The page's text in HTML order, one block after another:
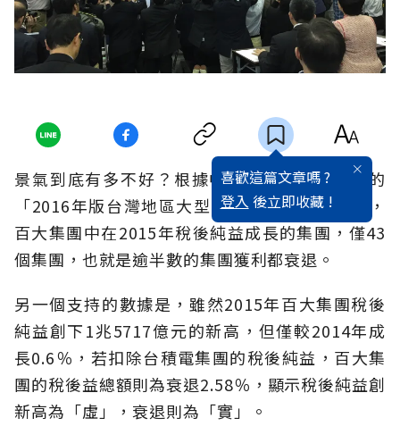
喜歡這篇文章嗎 ?
登入 後立即收藏 !
景氣到底有多不好？根據中華徵信所最新公佈的
「2016年版台灣地區大型集團研究」調查指出，
百大集團中在2015年稅後純益成長的集團，僅43
個集團，也就是逾半數的集團獲利都衰退。
另一個支持的數據是，雖然2015年百大集團稅後
純益創下1兆5717億元的新高，但僅較2014年成
長0.6％，若扣除台積電集團的稅後純益，百大集
團的稅後益總額則為衰退2.58％，顯示稅後純益創
新高為「虛」，衰退則為「實」。